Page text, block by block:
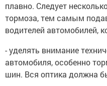
плавно. Следует
тормоза, тем самым
водителей автомобилей,
- уделять внимание
автомобиля, особенно
шин. Вся оптика должна